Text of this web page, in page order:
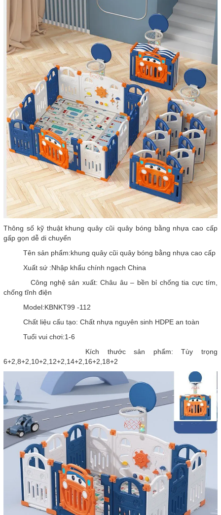
Thông số kỹ thuật khung quây cũi quây bóng bằng nhựa cao cấp
gấp gọn dễ di chuyển
Tên sản phẩm:khung quây cũi quây bóng bằng nhựa cao cấp
Xuất sứ :Nhập khẩu chính ngạch China
Công nghệ sản xuất: Châu âu – bền bỉ chống tia cực tím,
chống tĩnh điện
Model:KBNKT99 -112
Chất liệu cấu tạo: Chất nhựa nguyên sinh HDPE an toàn
Tuổi vui chơi:1-6
Kích thước sản phẩm: Tùy trọng
6+2,8+2,10+2,12+2,14+2,16+2,18+2